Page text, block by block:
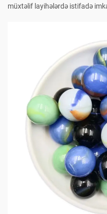
müxtəlif layihələrdə istifadə